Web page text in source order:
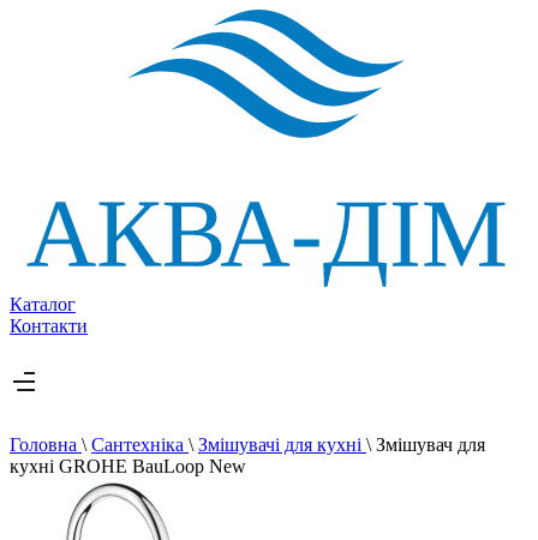
Каталог
Контакти
Головна \ Сантехніка \ Змішувачі для кухні \ Змішувач для
кухні GROHE BauLoop New